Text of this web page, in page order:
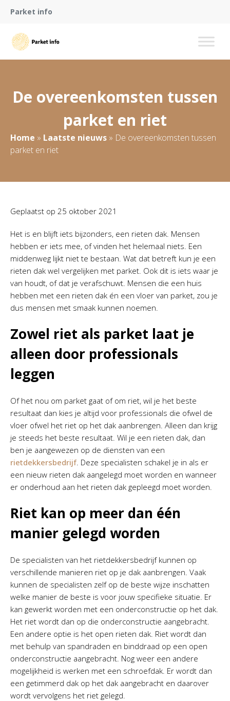
Parket info
De overeenkomsten tussen
parket en riet
Home » Laatste nieuws » De overeenkomsten tussen
parket en riet
Geplaatst op 25 oktober 2021
Het is en blijft iets bijzonders, een rieten dak. Mensen
hebben er iets mee, of vinden het helemaal niets. Een
middenweg lijkt niet te bestaan. Wat dat betreft kun je een
rieten dak wel vergelijken met parket. Ook dit is iets waar je
van houdt, of dat je verafschuwt. Mensen die een huis
hebben met een rieten dak én een vloer van parket, zou je
dus mensen met smaak kunnen noemen.
Zowel riet als parket laat je
alleen door professionals
leggen
Of het nou om parket gaat of om riet, wil je het beste
resultaat dan kies je altijd voor professionals die ofwel de
vloer ofwel het riet op het dak aanbrengen. Alleen dan krijg
je steeds het beste resultaat. Wil je een rieten dak, dan
ben je aangewezen op de diensten van een
rietdekkersbedrijf. Deze specialisten schakel je in als er
een nieuw rieten dak aangelegd moet worden en wanneer
er onderhoud aan het rieten dak gepleegd moet worden.
Riet kan op meer dan één
manier gelegd worden
De specialisten van het rietdekkersbedrijf kunnen op
verschillende manieren riet op je dak aanbrengen. Vaak
kunnen de specialisten zelf op de beste wijze inschatten
welke manier de beste is voor jouw specifieke situatie. Er
kan gewerkt worden met een onderconstructie op het dak.
Het riet wordt dan op die onderconstructie aangebracht.
Een andere optie is het open rieten dak. Riet wordt dan
met behulp van spandraden en binddraad op een open
onderconstructie aangebracht. Nog weer een andere
mogelijkheid is werken met een schroefdak. Er wordt dan
een getimmerd dak op het dak aangebracht en daarover
wordt vervolgens het riet gelegd.